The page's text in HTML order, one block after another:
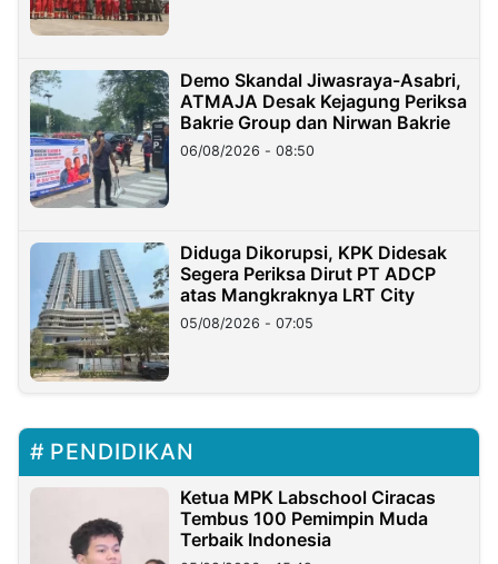
Demo Skandal Jiwasraya-Asabri,
ATMAJA Desak Kejagung Periksa
Bakrie Group dan Nirwan Bakrie
06/08/2026 - 08:50
Diduga Dikorupsi, KPK Didesak
Segera Periksa Dirut PT ADCP
atas Mangkraknya LRT City
05/08/2026 - 07:05
PENDIDIKAN
Ketua MPK Labschool Ciracas
Tembus 100 Pemimpin Muda
Terbaik Indonesia